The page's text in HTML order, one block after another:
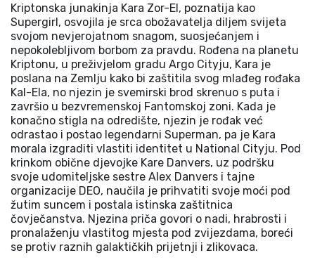
Kriptonska junakinja Kara Zor-El, poznatija kao
Supergirl, osvojila je srca obožavatelja diljem svijeta
svojom nevjerojatnom snagom, suosjećanjem i
nepokolebljivom borbom za pravdu. Rođena na planetu
Kriptonu, u preživjelom gradu Argo Cityju, Kara je
poslana na Zemlju kako bi zaštitila svog mlađeg rođaka
Kal-Ela, no njezin je svemirski brod skrenuo s puta i
završio u bezvremenskoj Fantomskoj zoni. Kada je
konačno stigla na odredište, njezin je rođak već
odrastao i postao legendarni Superman, pa je Kara
morala izgraditi vlastiti identitet u National Cityju. Pod
krinkom obične djevojke Kare Danvers, uz podršku
svoje udomiteljske sestre Alex Danvers i tajne
organizacije DEO, naučila je prihvatiti svoje moći pod
žutim suncem i postala istinska zaštitnica
čovječanstva. Njezina priča govori o nadi, hrabrosti i
pronalaženju vlastitog mjesta pod zvijezdama, boreći
se protiv raznih galaktičkih prijetnji i zlikovaca.